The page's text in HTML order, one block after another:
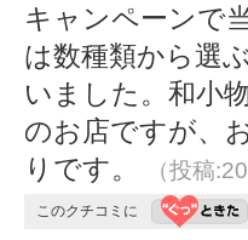
キャンペーンで
は数種類から選
いました。和小
のお店ですが、
りです。
（投稿
このクチコミに